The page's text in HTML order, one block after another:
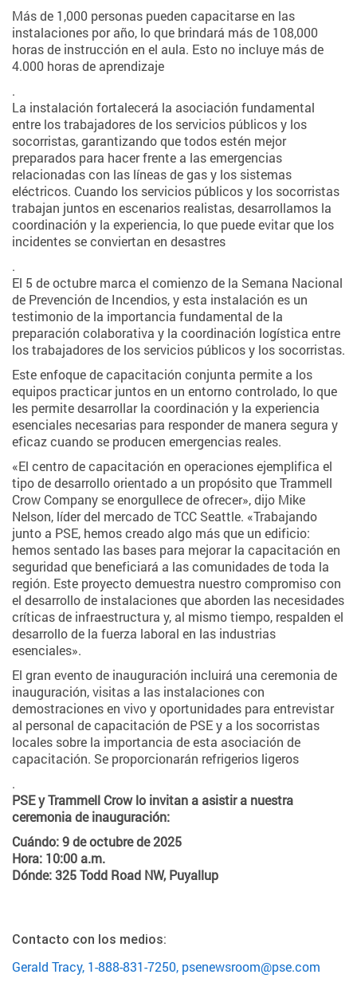
Más de 1,000 personas pueden capacitarse en las
instalaciones por año, lo que brindará más de 108,000
horas de instrucción en el aula. Esto no incluye más de
4.000 horas de aprendizaje
.
La instalación fortalecerá la asociación fundamental
entre los trabajadores de los servicios públicos y los
socorristas, garantizando que todos estén mejor
preparados para hacer frente a las emergencias
relacionadas con las líneas de gas y los sistemas
eléctricos. Cuando los servicios públicos y los socorristas
trabajan juntos en escenarios realistas, desarrollamos la
coordinación y la experiencia, lo que puede evitar que los
incidentes se conviertan en desastres
.
El 5 de octubre marca el comienzo de la Semana Nacional
de Prevención de Incendios, y esta instalación es un
testimonio de la importancia fundamental de la
preparación colaborativa y la coordinación logística entre
los trabajadores de los servicios públicos y los socorristas.
Este enfoque de capacitación conjunta permite a los
equipos practicar juntos en un entorno controlado, lo que
les permite desarrollar la coordinación y la experiencia
esenciales necesarias para responder de manera segura y
eficaz cuando se producen emergencias reales.
«El centro de capacitación en operaciones ejemplifica el
tipo de desarrollo orientado a un propósito que Trammell
Crow Company se enorgullece de ofrecer», dijo Mike
Nelson, líder del mercado de TCC Seattle. «Trabajando
junto a PSE, hemos creado algo más que un edificio:
hemos sentado las bases para mejorar la capacitación en
seguridad que beneficiará a las comunidades de toda la
región. Este proyecto demuestra nuestro compromiso con
el desarrollo de instalaciones que aborden las necesidades
críticas de infraestructura y, al mismo tiempo, respalden el
desarrollo de la fuerza laboral en las industrias
esenciales».
El gran evento de inauguración incluirá una ceremonia de
inauguración, visitas a las instalaciones con
demostraciones en vivo y oportunidades para entrevistar
al personal de capacitación de PSE y a los socorristas
locales sobre la importancia de esta asociación de
capacitación. Se proporcionarán refrigerios ligeros
.
PSE y Trammell Crow lo invitan a asistir a nuestra
ceremonia de inauguración:
Cuándo: 9 de octubre de 2025
Hora: 10:00 a.m.
Dónde: 325 Todd Road NW, Puyallup
Contacto con los medios:
Gerald Tracy, 1-888-831-7250, psenewsroom@pse.com